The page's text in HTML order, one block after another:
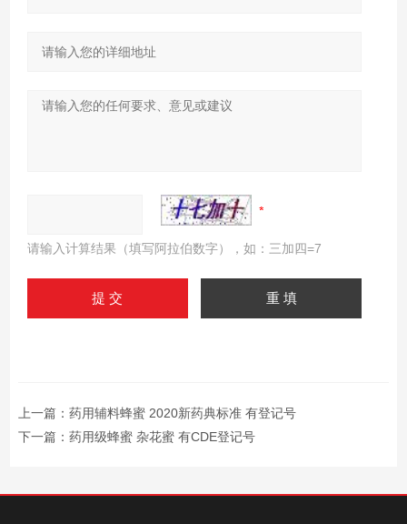
请输入计算结果（填写阿拉伯数字），如：三加四=7
上一篇： 药用辅料蜂蜜 2020新药典标准 有登记号
下一篇： 药用级蜂蜜 杂花蜜 有CDE登记号